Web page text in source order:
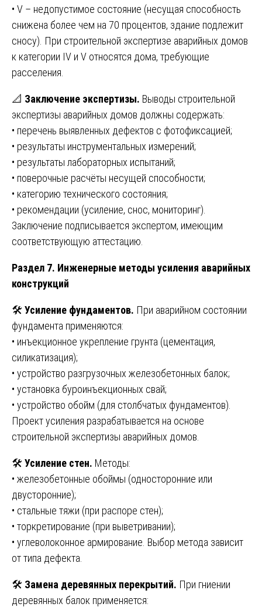
• V – недопустимое состояние (несущая способность
снижена более чем на 70 процентов, здание подлежит
сносу). При строительной экспертизе аварийных домов
к категории IV и V относятся дома, требующие
расселения.
📐 Заключение экспертизы. Выводы строительной
экспертизы аварийных домов должны содержать:
• перечень выявленных дефектов с фотофиксацией;
• результаты инструментальных измерений;
• результаты лабораторных испытаний;
• поверочные расчёты несущей способности;
• категорию технического состояния;
• рекомендации (усиление, снос, мониторинг).
Заключение подписывается экспертом, имеющим
соответствующую аттестацию.
Раздел 7. Инженерные методы усиления аварийных
конструкций
🛠️ Усиление фундаментов. При аварийном состоянии
фундамента применяются:
• инъекционное укрепление грунта (цементация,
силикатизация);
• устройство разгрузочных железобетонных балок;
• установка буроинъекционных свай;
• устройство обойм (для столбчатых фундаментов).
Проект усиления разрабатывается на основе
строительной экспертизы аварийных домов.
🛠️ Усиление стен. Методы:
• железобетонные обоймы (односторонние или
двусторонние);
• стальные тяжи (при распоре стен);
• торкретирование (при выветривании);
• углеволоконное армирование. Выбор метода зависит
от типа дефекта.
🛠️ Замена деревянных перекрытий. При гниении
деревянных балок применяется: